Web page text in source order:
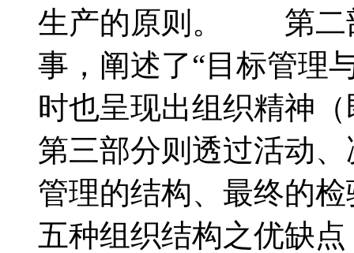
生产的原则。 第二
事，阐述了“目标管理
时也呈现出组织精
第三部分则透过活动
管理的结构、最终的
五种组织结构之优缺